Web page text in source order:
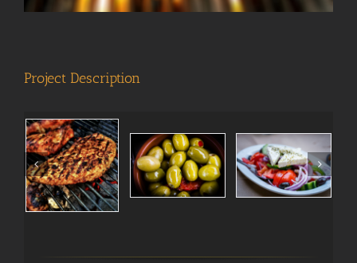
Project Description